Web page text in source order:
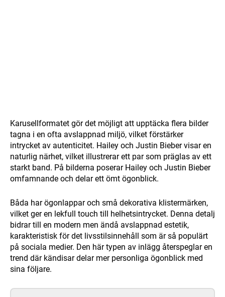
Karusellformatet gör det möjligt att upptäcka flera bilder
tagna i en ofta avslappnad miljö, vilket förstärker
intrycket av autenticitet. Hailey och Justin Bieber visar en
naturlig närhet, vilket illustrerar ett par som präglas av ett
starkt band. På bilderna poserar Hailey och Justin Bieber
omfamnande och delar ett ömt ögonblick.
Båda har ögonlappar och små dekorativa klistermärken,
vilket ger en lekfull touch till helhetsintrycket. Denna detalj
bidrar till en modern men ändå avslappnad estetik,
karakteristisk för det livsstilsinnehåll som är så populärt
på sociala medier. Den här typen av inlägg återspeglar en
trend där kändisar delar mer personliga ögonblick med
sina följare.